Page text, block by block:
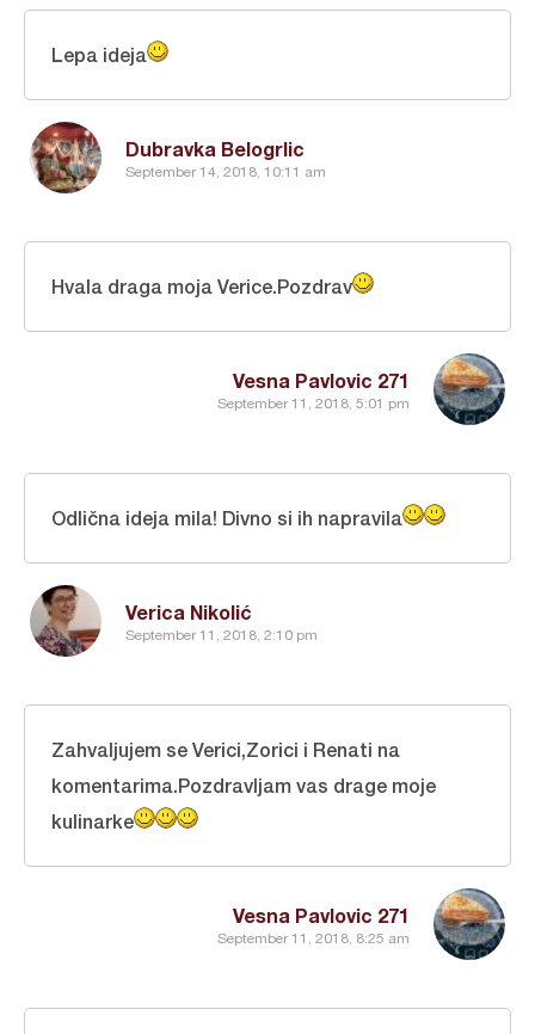
Dubravka Belogrlic
September 14, 2018, 10:11 am
Lepa ideja
Vesna Pavlovic 271
September 11, 2018, 5:01 pm
Hvala draga moja Verice.Pozdrav
Verica Nikolić
September 11, 2018, 2:10 pm
Odlična ideja mila! Divno si ih napravila
Vesna Pavlovic 271
September 11, 2018, 8:25 am
Zahvaljujem se Verici,Zorici i Renati na
komentarima.Pozdravljam vas drage moje
kulinarke